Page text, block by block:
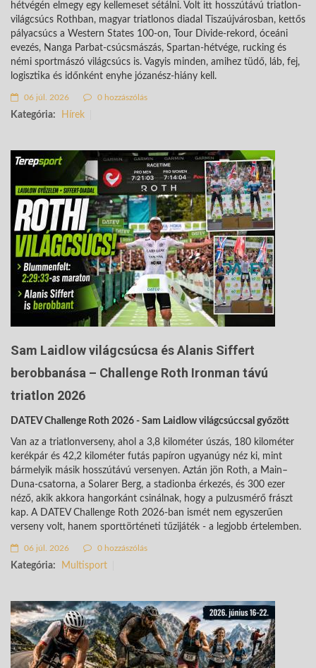
hétvégén elmegy egy kellemeset sétálni. Volt itt hosszútávú triatlon-
világcsúcs Rothban, magyar triatlonos diadal Tiszaújvárosban, kettős
pályacsúcs a Western States 100-on, Tour Divide-rekord, óceáni
evezés, Nanga Parbat-csúcsmászás, Spartan-hétvége, rucking és
némi sportmászó világcsúcs is. Vagyis minden, amihez tüdő, láb, fej,
logisztika és időnként enyhe józanész-hiány kell.
06 júl. 2026 0 hozzászólás
Kategória: Hírek
Sam Laidlow világcsúcsa és Alanis Siffert
berobbanása – Challenge Roth Ironman távú
triatlon 2026
DATEV Challenge Roth 2026 - Sam Laidlow világcsúccsal győzött
Van az a triatlonverseny, ahol a 3,8 kilométer úszás, 180 kilométer
kerékpár és 42,2 kilométer futás papíron ugyanúgy néz ki, mint
bármelyik másik hosszútávú versenyen. Aztán jön Roth, a Main–
Duna-csatorna, a Solarer Berg, a stadionba érkezés, és 300 ezer
néző, akik akkora hangorkánt csinálnak, hogy a pulzusmérő frászt
kap. A DATEV Challenge Roth 2026-ban ismét nem egyszerűen
verseny volt, hanem sporttörténeti tűzijáték - a legjobb értelemben.
06 júl. 2026 0 hozzászólás
Kategória: Multisport